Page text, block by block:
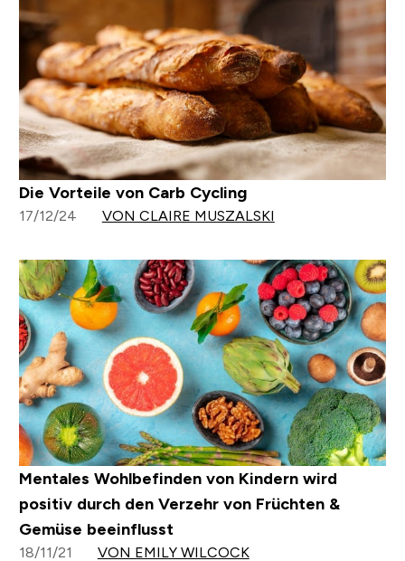
Die Vorteile von Carb Cycling
17/12/24 VON CLAIRE MUSZALSKI
Mentales Wohlbefinden von Kindern wird
positiv durch den Verzehr von Früchten &
Gemüse beeinflusst
18/11/21 VON EMILY WILCOCK